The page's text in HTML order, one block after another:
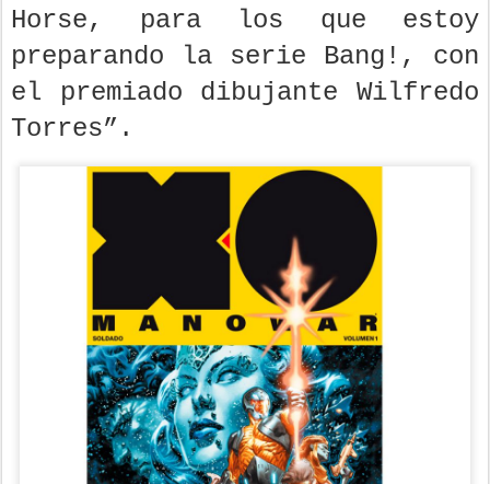
Horse, para los que estoy
preparando la serie Bang!, con
el premiado dibujante Wilfredo
Torres”.